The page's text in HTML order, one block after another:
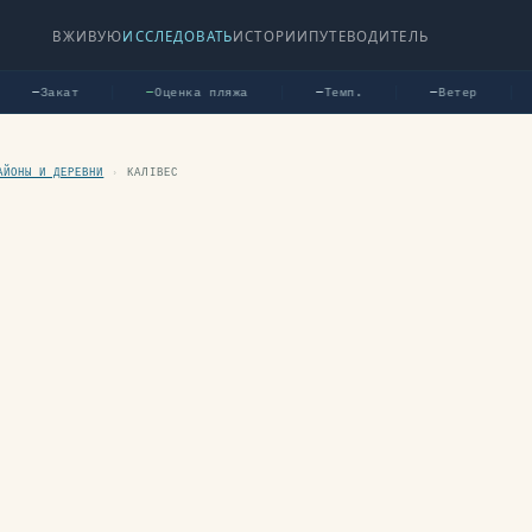
ВЖИВУЮИССЛЕДОВАТЬИСТОРИИ ПУТЕВОДИТЕЛЬ
Закат Оценка пляжа Темп. Ветер
И ДЕРЕВНИ › КАЛІВЕС